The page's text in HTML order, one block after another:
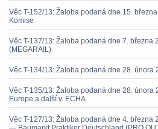
Věc T-152/13: Žaloba podaná dne 15.
Komise
Věc T-137/13: Žaloba podaná dne 7. března
(MEGARAIL)
Věc T-134/13: Žaloba podaná dne 28.
Věc T-135/13: Žaloba podaná dne 28.
Europe a další v. ECHA
Věc T-127/13: Žaloba podaná dne 4. března